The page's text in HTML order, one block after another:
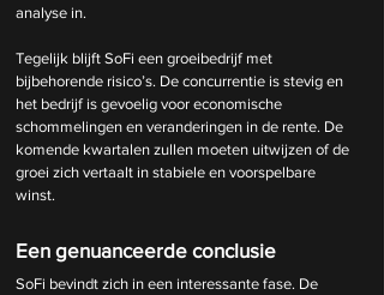
analyse in.
Tegelijk blijft SoFi een groeibedrijf met
bijbehorende risico’s. De concurrentie is stevig en
het bedrijf is gevoelig voor economische
schommelingen en veranderingen in de rente. De
komende kwartalen zullen moeten uitwijzen of de
groei zich vertaalt in stabiele en voorspelbare
winst.
Een genuanceerde conclusie
SoFi bevindt zich in een interessante fase. De